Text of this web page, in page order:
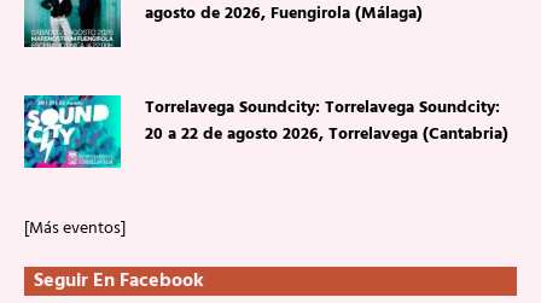
agosto de 2026, Fuengirola (Málaga)
Torrelavega Soundcity: Torrelavega Soundcity:
20 a 22 de agosto 2026, Torrelavega (Cantabria)
[Más eventos]
Seguir En Facebook